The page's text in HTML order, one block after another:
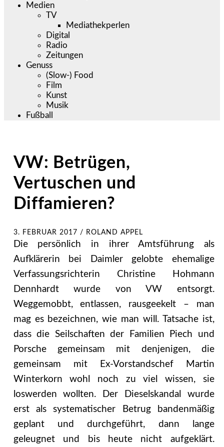
Medien
TV
Mediathekperlen
Digital
Radio
Zeitungen
Genuss
(Slow-) Food
Film
Kunst
Musik
Fußball
VW: Betrügen,
Vertuschen und
Diffamieren?
3. FEBRUAR 2017 / ROLAND APPEL
Die persönlich in ihrer Amtsführung als
Aufklärerin bei Daimler gelobte ehemalige
Verfassungsrichterin Christine Hohmann
Dennhardt wurde von VW entsorgt.
Weggemobbt, entlassen, rausgeekelt – man
mag es bezeichnen, wie man will. Tatsache ist,
dass die Seilschaften der Familien Piech und
Porsche gemeinsam mit denjenigen, die
gemeinsam mit Ex-Vorstandschef Martin
Winterkorn wohl noch zu viel wissen, sie
loswerden wollten. Der Dieselskandal wurde
erst als systematischer Betrug bandenmäßig
geplant und durchgeführt, dann lange
geleugnet und bis heute nicht aufgeklärt.